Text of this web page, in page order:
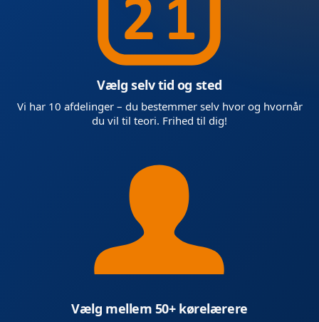
Vælg selv tid og sted
Vi har 10 afdelinger – du bestemmer selv hvor og hvornår
du vil til teori. Frihed til dig!
Vælg mellem 50+ kørelærere